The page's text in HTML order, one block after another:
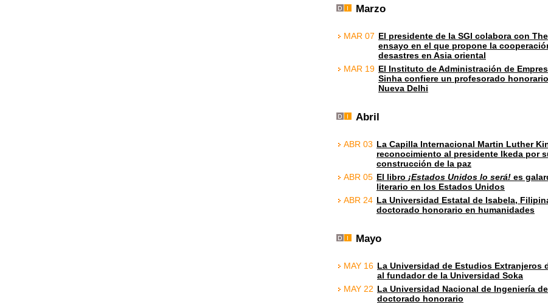
Marzo
MAR 07 El presidente de la SGI colabora con
ensayo en el que propone la
desastres en Asia oriental
MAR 19 El Instituto de Administración de
Sinha confiere un profesorado
Nueva Delhi
Abril
ABR 03 La Capilla Internacional Martin Luther
reconocimiento al presidente Ikeda por
construcción de la paz
ABR 05 El libro ¡Estados Unidos lo será! es
literario en los Estados Unidos
ABR 24 La Universidad Estatal de Isabela,
doctorado honorario en humanidades
Mayo
MAY 16 La Universidad de Estudios Extranjeros
al fundador de la Universidad Soka
MAY 22 La Universidad Nacional de Ingeniería
doctorado honorario